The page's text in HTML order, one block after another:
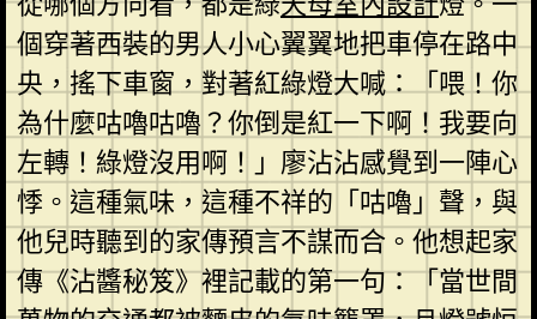
個穿著西裝的男人小心翼翼地把車停在路中
央，搖下車窗，對著紅綠燈大喊：「喂！你
為什麼咕嚕咕嚕？你倒是紅一下啊！我要向
左轉！綠燈沒用啊！」廖沾沾感覺到一陣心
悸。這種氣味，這種不祥的「咕嚕」聲，與
他兒時聽到的家傳預言不謀而合。他想起家
傳《沾醬秘笈》裡記載的第一句：「當世間